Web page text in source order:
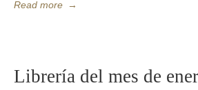
Read more →
Librería del mes de